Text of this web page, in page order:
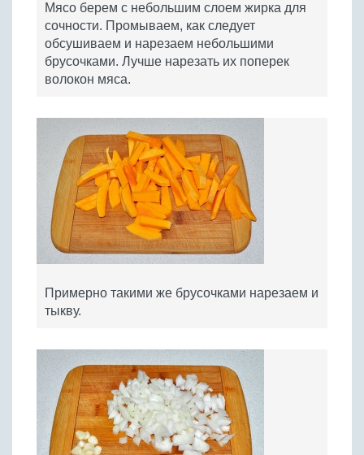
Мясо берем с небольшим слоем жирка для
сочности. Промываем, как следует
обсушиваем и нарезаем небольшими
брусочками. Лучше нарезать их поперек
волокон мяса.
Примерно такими же брусочками нарезаем и
тыкву.